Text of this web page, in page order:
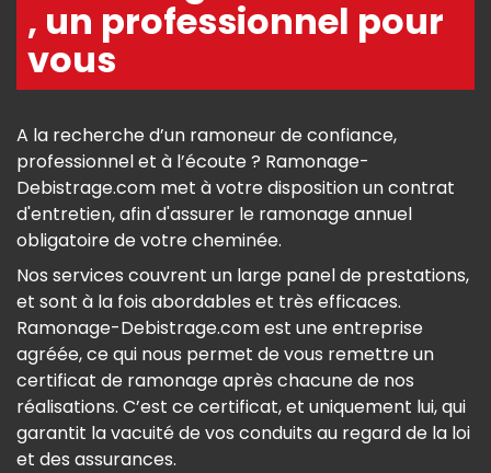
, un professionnel pour
vous
A la recherche d’un ramoneur de confiance,
professionnel et à l’écoute ? Ramonage-
Debistrage.com met à votre disposition un contrat
d'entretien, afin d'assurer le ramonage annuel
obligatoire de votre cheminée.
Nos services couvrent un large panel de prestations,
et sont à la fois abordables et très efficaces.
Ramonage-Debistrage.com est une entreprise
agréée, ce qui nous permet de vous remettre un
certificat de ramonage après chacune de nos
réalisations. C’est ce certificat, et uniquement lui, qui
garantit la vacuité de vos conduits au regard de la loi
et des assurances.